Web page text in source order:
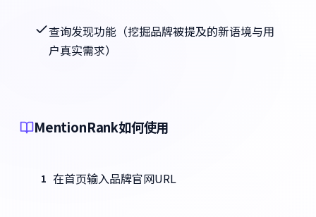
查询发现功能（挖掘品牌被提及的新语境与用
户真实需求）
MentionRank如何使用
1 在首页输入品牌官网URL